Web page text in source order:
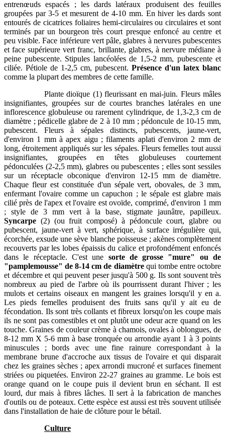
entrenœuds espacés ; les dards latéraux produisent des feuilles
groupées par 3-5 et mesurent de 4-10 mm. En hiver les dards sont
entourés de cicatrices foliaires hemi-circulaires ou circulaires et sont
terminés par un bourgeon très court presque enfoncé au centre et
peu visible. Face inférieure vert pâle, glabres à nervures pubescentes
et face supérieure vert franc, brillante, glabres, à nervure médiane à
peine pubescente. Stipules lancéolées de 1,5-2 mm, pubescente et
ciliée. Pétiole de 1-2,5 cm, pubescent. Présence d'un latex blanc
comme la plupart des membres de cette famille.
Plante dioïque (1) fleurissant en mai-juin. Fleurs mâles
insignifiantes, groupées sur de courtes branches latérales en une
inflorescence globuleuse ou rarement cylindrique, de 1,3-2,3 cm de
diamètre ; pédicelle glabre de 2 à 10 mm ; pédoncule de 10-15 mm,
pubescent. Fleurs à sépales distincts, pubescents, jaune-vert,
d'environ 1 mm à apex aigu ; filaments aplati d'environ 2 mm de
long, étroitement appliqués sur les sépales. Fleurs femelles tout aussi
insignifiantes, groupées en têtes globuleuses courtement
pédonculées (2-2,5 mm), glabres ou pubescentes ; elles sont sessiles
sur un réceptacle obconique d'environ 12-15 mm de diamètre.
Chaque fleur est constituée d'un sépale vert, obovales, de 3 mm,
enfermant l'ovaire comme un capuchon ; le sépale est glabre mais
cilié près de l'apex et l'ovaire est ovoïde, comprimé, d'environ 1 mm
; style de 3 mm vert à la base, stigmate jaunâtre, papilleux.
Syncarpe (2) (ou fruit composé) à pédoncule court, glabre ou
pubescent, jaune-vert à vert, sphérique, à surface irrégulière qui,
écorchée, exsude une sève blanche poisseuse ; akènes complètement
recouverts par les lobes épaissis du calice et profondément enfoncés
dans le réceptacle. C'est une sorte de grosse "mure" ou de
"pamplemousse" de 8-14 cm de diamètrequi tombe entre octobre
et décembre et qui peuvent peser jusqu'à 500 g. Ils sont souvent très
nombreux au pied de l'arbre où ils pourrissent durant l'hiver ; les
mulots et certains oiseaux en mangent les graines lorsqu'il y en a.
Les pieds femelles produisent des fruits sans qu'il y ait eu de
fécondation. Ils sont très collants et fibreux lorsqu'on les coupe mais
ils ne sont pas comestibles et ont plutôt une odeur acre quand on les
touche. Graines de couleur crème à chamois, ovales à oblongues, de
8-12 mm X 5-6 mm à base tronquée ou arrondie ayant 1 à 3 points
minuscules ; bords avec une fine rainure correspondant à la
membrane brune d'accroche aux tissus de l'ovaire et qui disparait
chez les graines sèches ; apex arrondi mucroné et surfaces finement
striées ou piquetées. Environ 22-27 graines au gramme. Le bois est
orange quand on le coupe puis il devient brun en séchant. Il est
lourd, dur mais à fibres lâches. Il sert à la fabrication de manches
d'outils ou de poteaux. Cette espèce est aussi est très souvent utilisée
dans l'installation de haie de clôture pour le bétail.
Culture